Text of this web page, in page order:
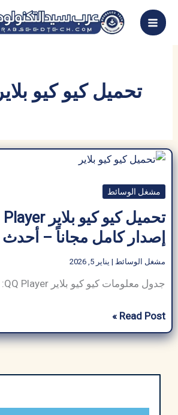
تخطي
إلى
تحميل كيو كيو
مشغل الوسائط
إصدار كامل مجاناً – أحدث
مشغل الوسائط | يناير 5, 2026
تحميل
كيو
Read Post »